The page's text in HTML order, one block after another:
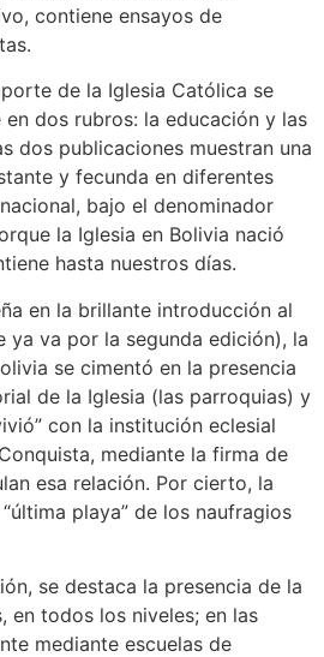
contiene ensayos de
de la Iglesia Católica se
dos rubros: la educación y las
dos publicaciones muestran una
y fecunda en diferentes
bajo el denominador
la Iglesia en Bolivia nació
hasta nuestros días.
en la brillante introducción al
ya va por la segunda edición), la
se cimentó en la presencia
de la Iglesia (las parroquias) y
con la institución eclesial
mediante la firma de
esa relación. Por cierto, la
playa” de los naufragios
se destaca la presencia de la
en todos los niveles; en las
mediante escuelas de